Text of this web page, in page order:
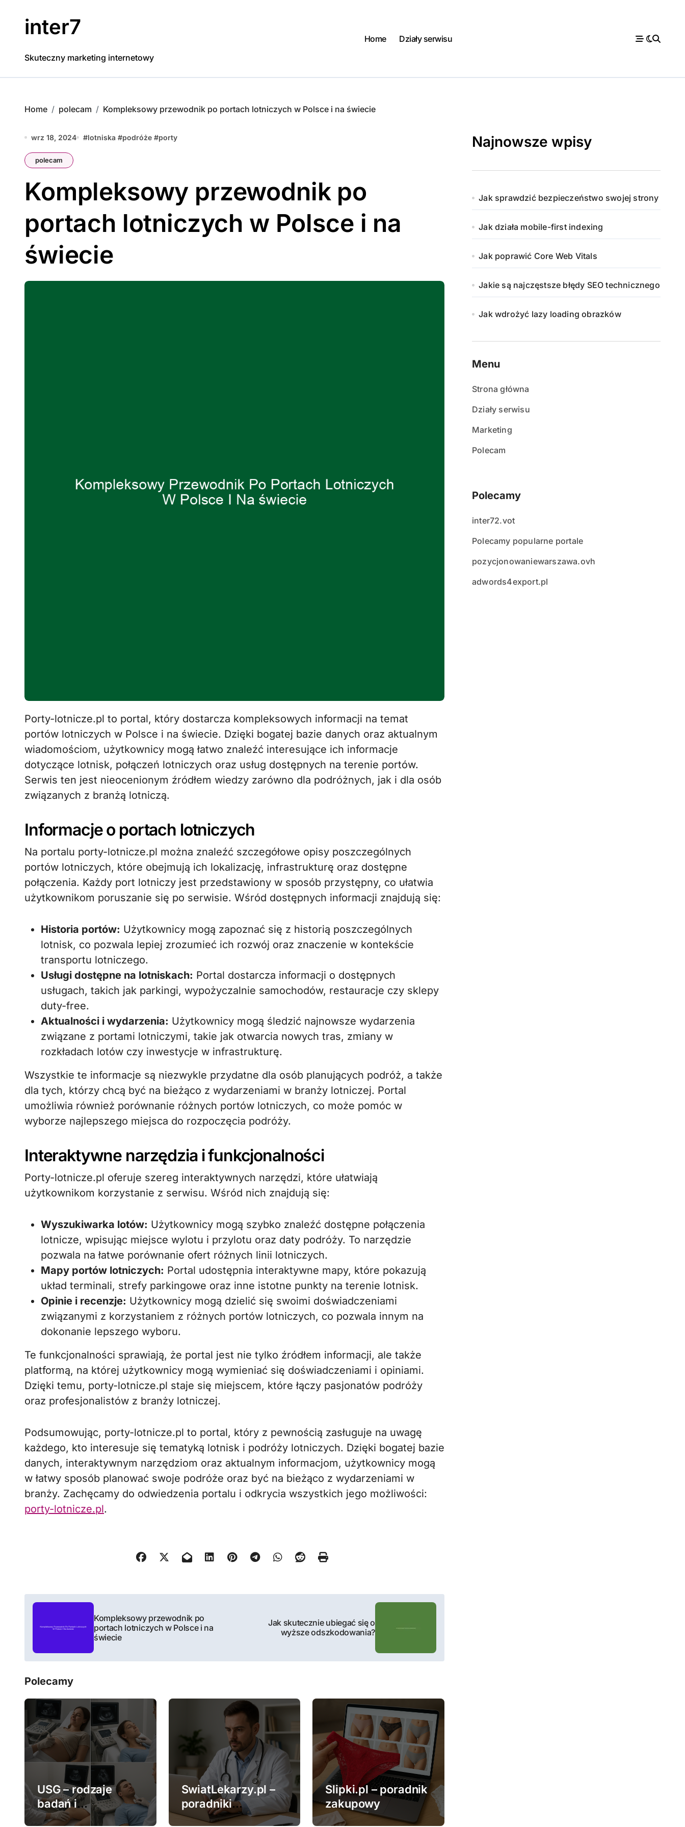
inter7
Skuteczny marketing internetowy
Home Działy serwisu
Home polecam Kompleksowy przewodnik po portach lotniczych w Polsce i na świecie
wrz 18, 2024 #lotniska #podróże #porty
polecam
Kompleksowy przewodnik po
portach lotniczych w Polsce i na
świecie
Porty-lotnicze.pl to portal, który dostarcza kompleksowych informacji na temat
portów lotniczych w Polsce i na świecie. Dzięki bogatej bazie danych oraz aktualnym
wiadomościom, użytkownicy mogą łatwo znaleźć interesujące ich informacje
dotyczące lotnisk, połączeń lotniczych oraz usług dostępnych na terenie portów.
Serwis ten jest nieocenionym źródłem wiedzy zarówno dla podróżnych, jak i dla osób
związanych z branżą lotniczą.
Informacje o portach lotniczych
Na portalu porty-lotnicze.pl można znaleźć szczegółowe opisy poszczególnych
portów lotniczych, które obejmują ich lokalizację, infrastrukturę oraz dostępne
połączenia. Każdy port lotniczy jest przedstawiony w sposób przystępny, co ułatwia
użytkownikom poruszanie się po serwisie. Wśród dostępnych informacji znajdują się:
Historia portów: Użytkownicy mogą zapoznać się z historią poszczególnych
lotnisk, co pozwala lepiej zrozumieć ich rozwój oraz znaczenie w kontekście
transportu lotniczego.
Usługi dostępne na lotniskach: Portal dostarcza informacji o dostępnych
usługach, takich jak parkingi, wypożyczalnie samochodów, restauracje czy sklepy
duty-free.
Aktualności i wydarzenia: Użytkownicy mogą śledzić najnowsze wydarzenia
związane z portami lotniczymi, takie jak otwarcia nowych tras, zmiany w
rozkładach lotów czy inwestycje w infrastrukturę.
Wszystkie te informacje są niezwykle przydatne dla osób planujących podróż, a także
dla tych, którzy chcą być na bieżąco z wydarzeniami w branży lotniczej. Portal
umożliwia również porównanie różnych portów lotniczych, co może pomóc w
wyborze najlepszego miejsca do rozpoczęcia podróży.
Interaktywne narzędzia i funkcjonalności
Porty-lotnicze.pl oferuje szereg interaktywnych narzędzi, które ułatwiają
użytkownikom korzystanie z serwisu. Wśród nich znajdują się:
Wyszukiwarka lotów: Użytkownicy mogą szybko znaleźć dostępne połączenia
lotnicze, wpisując miejsce wylotu i przylotu oraz daty podróży. To narzędzie
pozwala na łatwe porównanie ofert różnych linii lotniczych.
Mapy portów lotniczych: Portal udostępnia interaktywne mapy, które pokazują
układ terminali, strefy parkingowe oraz inne istotne punkty na terenie lotnisk.
Opinie i recenzje: Użytkownicy mogą dzielić się swoimi doświadczeniami
związanymi z korzystaniem z różnych portów lotniczych, co pozwala innym na
dokonanie lepszego wyboru.
Te funkcjonalności sprawiają, że portal jest nie tylko źródłem informacji, ale także
platformą, na której użytkownicy mogą wymieniać się doświadczeniami i opiniami.
Dzięki temu, porty-lotnicze.pl staje się miejscem, które łączy pasjonatów podróży
oraz profesjonalistów z branży lotniczej.
Podsumowując, porty-lotnicze.pl to portal, który z pewnością zasługuje na uwagę
każdego, kto interesuje się tematyką lotnisk i podróży lotniczych. Dzięki bogatej bazie
danych, interaktywnym narzędziom oraz aktualnym informacjom, użytkownicy mogą
w łatwy sposób planować swoje podróże oraz być na bieżąco z wydarzeniami w
branży. Zachęcamy do odwiedzenia portalu i odkrycia wszystkich jego możliwości:
porty-lotnicze.pl.
N
w
i
g
a
c
w
p
Kompleksowy przewodnik po
portach lotniczych w Polsce i na
świecie
Jak skutecznie ubiegać się o
wyższe odszkodowania?
Polecamy
USG – rodzaje
badań i
zastosowanie
SwiatLekarzy.pl –
poradniki
medyczne
Slipki.pl – poradnik
zakupowy
Najnowsze wpisy
Jak sprawdzić bezpieczeństwo swojej strony
Jak działa mobile-first indexing
Jak poprawić Core Web Vitals
Jakie są najczęstsze błędy SEO technicznego
Jak wdrożyć lazy loading obrazków
Menu
Strona główna
Działy serwisu
Marketing
Polecam
Polecamy
inter72.vot
Polecamy popularne portale
pozycjonowaniewarszawa.ovh
adwords4export.pl